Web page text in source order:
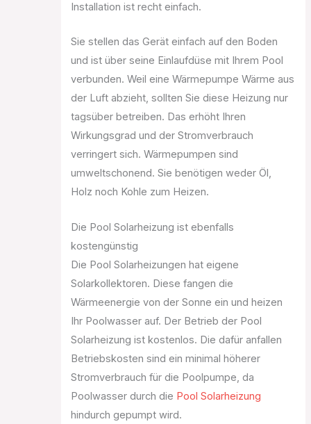
Installation ist recht einfach.
Sie stellen das Gerät einfach auf den Boden
und ist über seine Einlaufdüse mit Ihrem Pool
verbunden. Weil eine Wärmepumpe Wärme aus
der Luft abzieht, sollten Sie diese Heizung nur
tagsüber betreiben. Das erhöht Ihren
Wirkungsgrad und der Stromverbrauch
verringert sich. Wärmepumpen sind
umweltschonend. Sie benötigen weder Öl,
Holz noch Kohle zum Heizen.
Die Pool Solarheizung ist ebenfalls
kostengünstig
Die Pool Solarheizungen hat eigene
Solarkollektoren. Diese fangen die
Wärmeenergie von der Sonne ein und heizen
Ihr Poolwasser auf. Der Betrieb der Pool
Solarheizung ist kostenlos. Die dafür anfallen
Betriebskosten sind ein minimal höherer
Stromverbrauch für die Poolpumpe, da
Poolwasser durch die Pool Solarheizung
hindurch gepumpt wird.